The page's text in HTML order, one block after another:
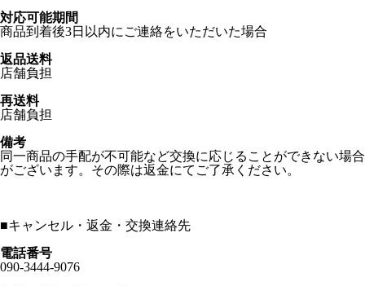
対応可能期間
商品到着後3日以内にご連絡をいただいた場合
返品送料
店舗負担
再送料
店舗負担
備考
同一商品の手配が不可能など交換に応じることができない場合
がございます。その際は返金にてご了承ください。
■キャンセル・返金・交換連絡先
電話番号
090-3444-9076